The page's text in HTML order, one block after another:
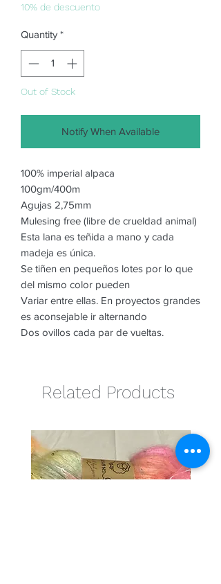
10% de descuento
Quantity *
Out of Stock
Notify When Available
100% imperial alpaca
100gm/400m
Agujas 2,75mm
Mulesing free (libre de crueldad animal)
Esta lana es teñida a mano y cada
madeja es única.
Se tiñen en pequeños lotes por lo que
del mismo color pueden
Variar entre ellas. En proyectos grandes
es aconsejable ir alternando
Dos ovillos cada par de vueltas.
Related Products